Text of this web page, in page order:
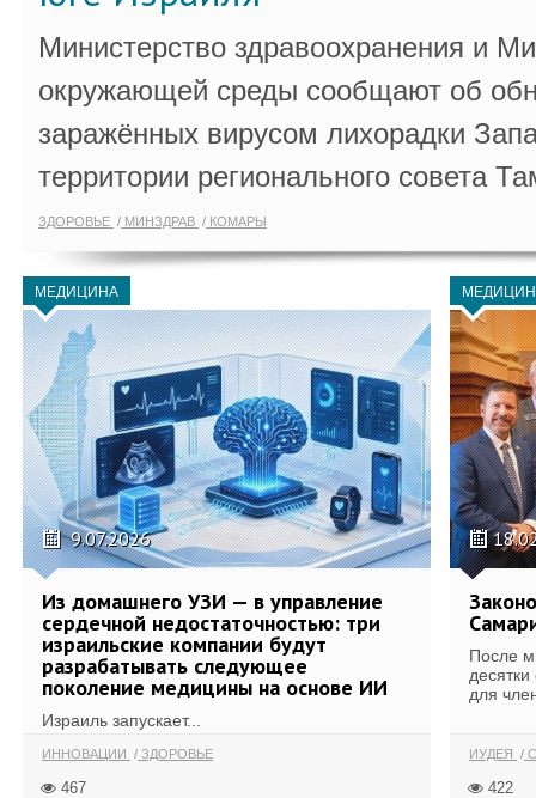
Министерство здравоохранения и
окружающей среды сообщают об
заражённых вирусом лихорадки
территории регионального совета
ЗДОРОВЬЕ МИНЗДРАВ КОМАРЫ
МЕДИЦИНА
9.07.2026
Из домашнего УЗИ — в управление
сердечной недостаточностью: три
израильские компании будут
разрабатывать следующее
поколение медицины на основе ИИ
Израиль запускает...
ИННОВАЦИИ ЗДОРОВЬЕ
467
После
для
ИУДЕЯ
422